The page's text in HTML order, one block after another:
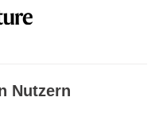
Nutzern